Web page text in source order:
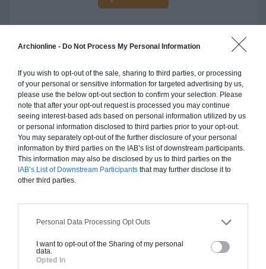
Archionline - Do Not Process My Personal Information
If you wish to opt-out of the sale, sharing to third parties, or processing
of your personal or sensitive information for targeted advertising by us,
please use the below opt-out section to confirm your selection. Please
note that after your opt-out request is processed you may continue
seeing interest-based ads based on personal information utilized by us
or personal information disclosed to third parties prior to your opt-out.
You may separately opt-out of the further disclosure of your personal
information by third parties on the IAB’s list of downstream participants.
This information may also be disclosed by us to third parties on the
IAB’s List of Downstream Participants that may further disclose it to
other third parties.
Personal Data Processing Opt Outs
I want to opt-out of the Sharing of my personal
data.
Opted In
Construction ossature bois
Chiffrage estimatif pour : Fondations et normes
standards. Construction en ossature bois isolé.
Finitions haut de gamme. Le prix "clé en main"
inclut le gros oeuvre et le second oeuvre (cuisine,
peinture, sols...), mais exclut piscine, jardin et
clôture.
À partir de
380 000€ TTC
Je la veux !